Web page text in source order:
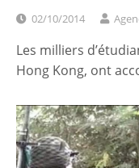
02/10/2014
Les milliers
Hong Kong, ont